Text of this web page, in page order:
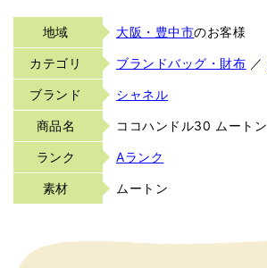
地域 大阪・豊中市のお客様
カテゴリ ブランドバッグ・財布 ／
ブランド シャネル
商品名 ココハンドル30 ムートン
ランク Aランク
素材 ムートン